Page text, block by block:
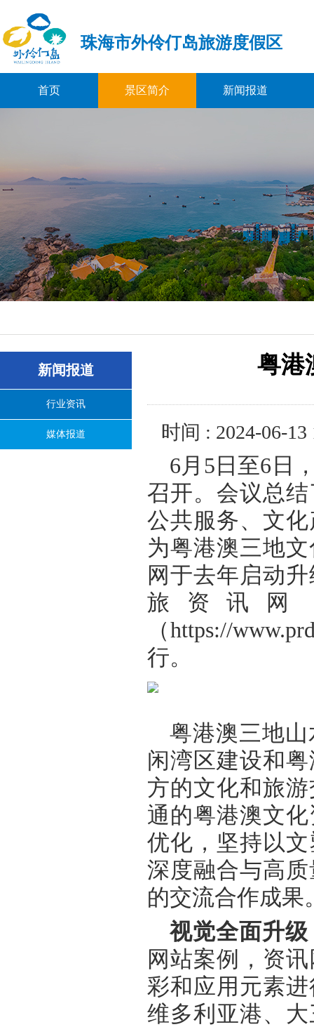
珠海市外伶仃岛旅游度假区
首页 景区简介 新闻报道
新闻报道
行业资讯
媒体报道
粤港
时间 : 2024-06-13
6月5日至6日
召开。会议总
公共服务、文
为粤港澳三地
网于去年启动
旅资讯网
（https://
行。
粤港澳三地
闲湾区建设和
方的文化和旅
通的粤港澳文
优化，坚持以
深度融合与高
的交流合作成果
视觉全面升
网站案例，资
彩和应用元素
维多利亚港、